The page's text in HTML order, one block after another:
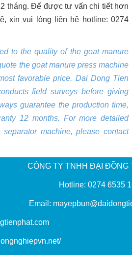
tháng. Để được tư vấn chi tiết hơn
xin vui lòng liên hệ hotline: 0274
to the quality of the goat manure
the goat manure press machine
favorable price. Dai Dong Tien
field surveys before giving
guarantee the production time,
12 months. For more detailed
machine, please contact
CÔNG TY TNHH ĐẠI ĐỒNG
Hotline: 0274 6535
Email: